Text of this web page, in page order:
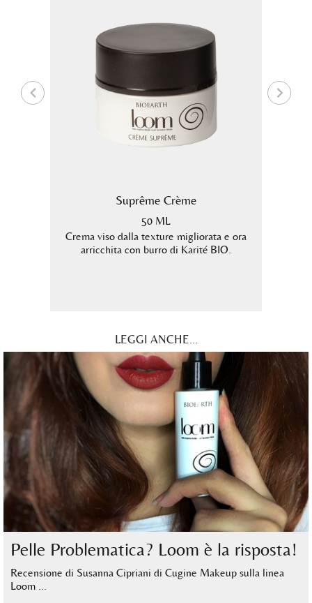
Suprême Crème
50 ML
Crema viso dalla texture migliorata e ora
arricchita con burro di Karité BIO.
LEGGI ANCHE...
Pelle Problematica? Loom è la risposta!
Recensione di Susanna Cipriani di Cugine Makeup sulla linea
Loom …